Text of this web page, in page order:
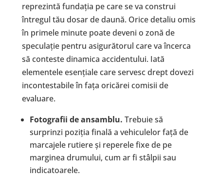
reprezintă fundația pe care se va construi
întregul tău dosar de daună. Orice detaliu omis
în primele minute poate deveni o zonă de
speculație pentru asigurătorul care va încerca
să conteste dinamica accidentului. Iată
elementele esențiale care servesc drept dovezi
incontestabile în fața oricărei comisii de
evaluare.
Fotografii de ansamblu. Trebuie să
surprinzi poziția finală a vehiculelor față de
marcajele rutiere și reperele fixe de pe
marginea drumului, cum ar fi stâlpii sau
indicatoarele.